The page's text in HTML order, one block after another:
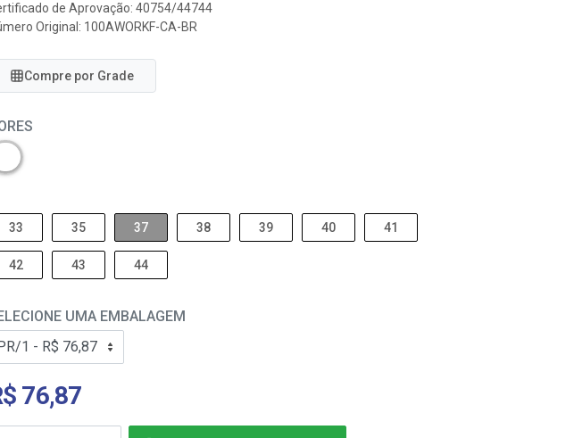
de Aprovação: 40754/44744
Original: 100AWORKF-CA-BR
Compre por Grade
33 35 37 38 39 40 41
42 43 44
UMA EMBALAGEM
76,87